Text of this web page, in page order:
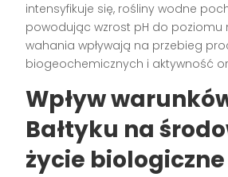
intensyfikuje się, rośliny wodne
powodując wzrost pH do poziomu
wahania wpływają na przebieg
biogeochemicznych i aktywność
Wpływ
Bałtyku na
życie biologiczne